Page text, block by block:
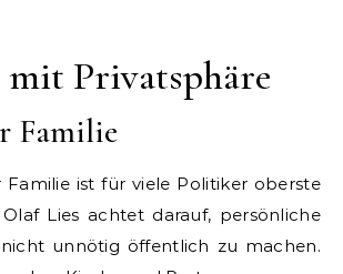
mit Privatsphäre
Familie
Familie ist für viele Politiker oberste
Lies achtet darauf, persönliche
unnötig öffentlich zu machen.